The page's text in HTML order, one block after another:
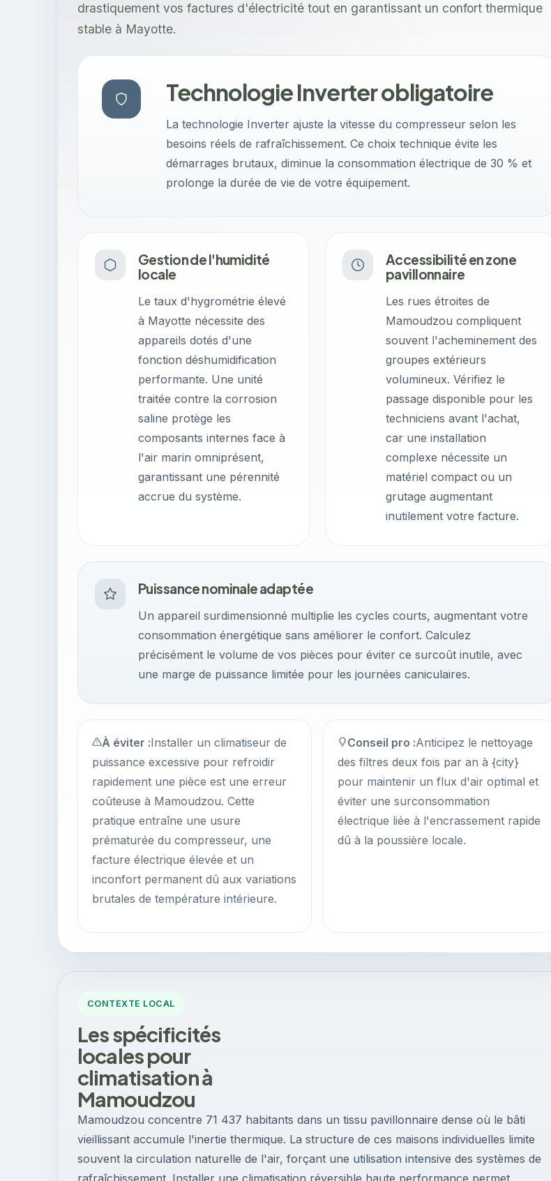
CONTEXTE LOCAL
Les spécificités
locales pour
climatisation à
Mamoudzou
Mamoudzou concentre 71 437 habitants dans un tissu pavillonnaire dense où le bâti
vieillissant accumule l'inertie thermique. La structure de ces maisons individuelles limite
souvent la circulation naturelle de l'air, forçant une utilisation intensive des systèmes de
rafraîchissement. Installer une climatisation réversible haute performance permet
drastiquement vos factures d'électricité tout en garantissant un confort thermique
stable à Mayotte.
Technologie Inverter obligatoire
La technologie Inverter ajuste la vitesse du compresseur selon les
besoins réels de rafraîchissement. Ce choix technique évite les
démarrages brutaux, diminue la consommation électrique de 30 % et
prolonge la durée de vie de votre équipement.
Gestion de l'humidité
locale
Le taux d'hygrométrie élevé
à Mayotte nécessite des
appareils dotés d'une
fonction déshumidification
performante. Une unité
traitée contre la corrosion
saline protège les
composants internes face à
l'air marin omniprésent,
garantissant une pérennité
accrue du système.
Accessibilité en zone
pavillonnaire
Les rues étroites de
Mamoudzou compliquent
souvent l'acheminement des
groupes extérieurs
volumineux. Vérifiez le
passage disponible pour les
techniciens avant l'achat,
car une installation
complexe nécessite un
matériel compact ou un
grutage augmentant
inutilement votre facture.
Puissance nominale adaptée
Un appareil surdimensionné multiplie les cycles courts, augmentant votre
consommation énergétique sans améliorer le confort. Calculez
précisément le volume de vos pièces pour éviter ce surcoût inutile, avec
une marge de puissance limitée pour les journées caniculaires.
À éviter :Installer un climatiseur de
puissance excessive pour refroidir
rapidement une pièce est une erreur
coûteuse à Mamoudzou. Cette
pratique entraîne une usure
prématurée du compresseur, une
facture électrique élevée et un
inconfort permanent dû aux variations
brutales de température intérieure.
Conseil pro :Anticipez le nettoyage
des filtres deux fois par an à {city}
pour maintenir un flux d'air optimal et
éviter une surconsommation
électrique liée à l'encrassement rapide
dû à la poussière locale.